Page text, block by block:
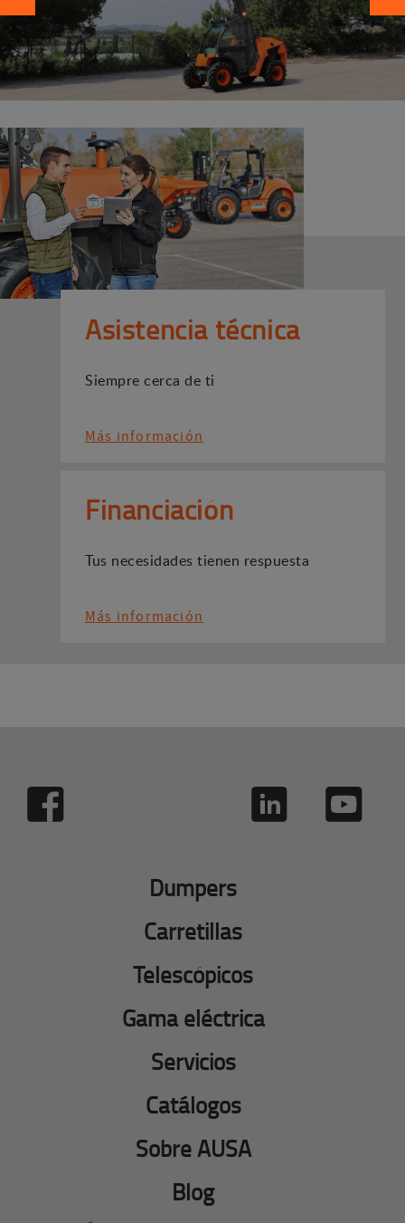
Asistencia técnica
Siempre cerca de ti
Más información
Financiación
Tus necesidades tienen respuesta
Más información
Dumpers
Carretillas
Telescópicos
Gama eléctrica
Servicios
Catálogos
Sobre AUSA
Blog